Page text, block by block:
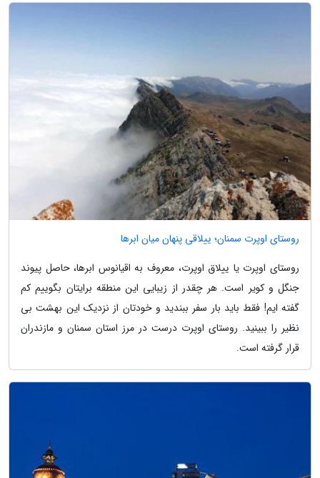
روستای اوپرت سمنان؛ ییلاقی پنهان میان ابرها
روستای اوپرت یا ییلاق اوپرت، معروف به اقیانوس ابرها، حاصل پیوند
جنگل و کویر است. هر چقدر از زیبایی این منطقه برایتان بگوییم کم
گفته ایم! فقط باید بار سفر ببندید و خودتان از نزدیک این بهشت بی
نظیر را ببینید. روستای اوپرت درست در مرز استان سمنان و مازندران
قرار گرفته است.